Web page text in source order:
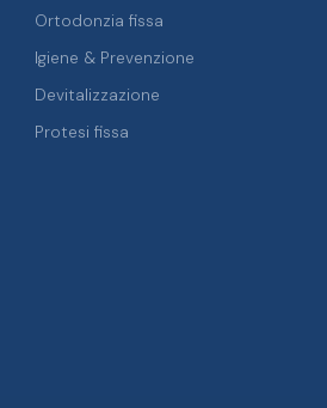
Ortodonzia fissa
Igiene & Prevenzione
Devitalizzazione
Protesi fissa